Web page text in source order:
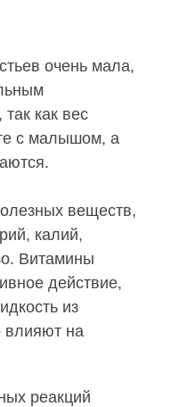
очень мала,
как вес
с малышом, а
веществ,
калий,
Витамины
действие,
из
влияют на
реакций